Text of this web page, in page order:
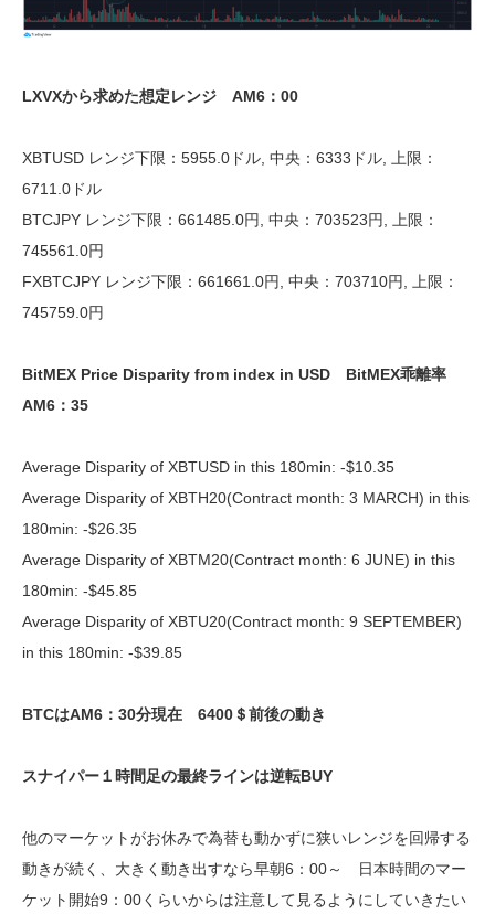
LXVXから求めた想定レンジ AM6：00
XBTUSD レンジ下限：5955.0ドル, 中央：6333ドル, 上限：
6711.0ドル
BTCJPY レンジ下限：661485.0円, 中央：703523円, 上限：
745561.0円
FXBTCJPY レンジ下限：661661.0円, 中央：703710円, 上限：
745759.0円
BitMEX Price Disparity from index in USD BitMEX乖離率
AM6：35
Average Disparity of XBTUSD in this 180min: -$10.35
Average Disparity of XBTH20(Contract month: 3 MARCH) in this
180min: -$26.35
Average Disparity of XBTM20(Contract month: 6 JUNE) in this
180min: -$45.85
Average Disparity of XBTU20(Contract month: 9 SEPTEMBER)
in this 180min: -$39.85
BTCはAM6：30分現在 6400＄前後の動き
スナイパー１時間足の最終ラインは逆転BUY
他のマーケットがお休みで為替も動かずに狭いレンジを回帰する
動きが続く、大きく動き出すなら早朝6：00～ 日本時間のマー
ケット開始9：00くらいからは注意して見るようにしていきたい